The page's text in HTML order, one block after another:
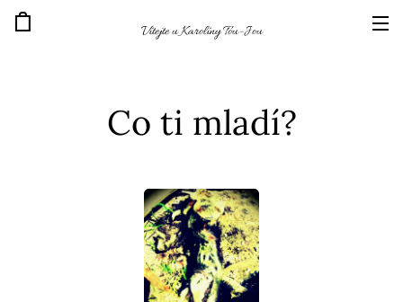
Vítejte u Karolíny Tou-Jou
Co ti mladí?